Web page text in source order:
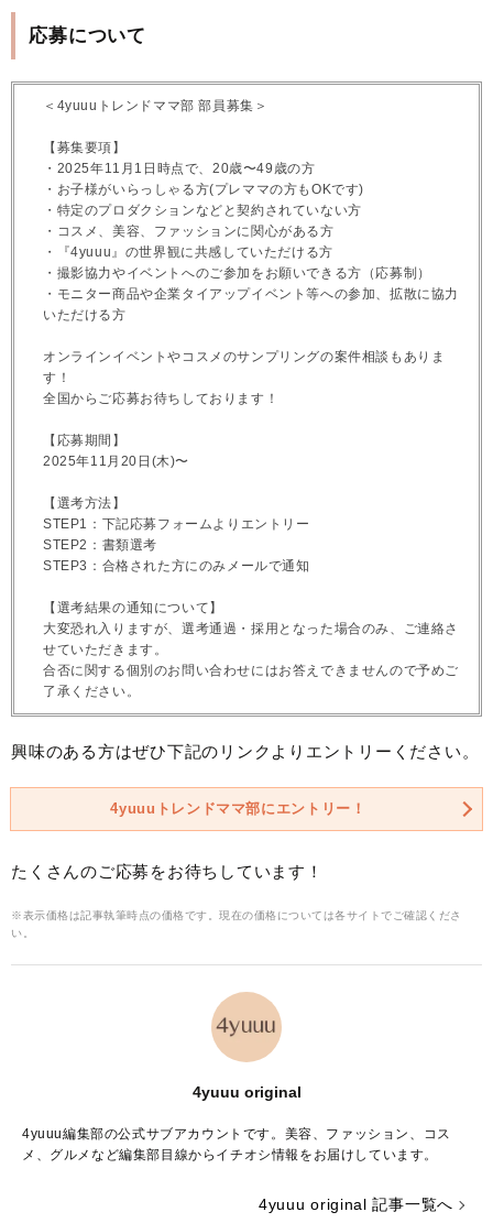
応募について
＜4yuuuトレンドママ部 部員募集＞
【募集要項】
・2025年11月1日時点で、20歳〜49歳の方
・お子様がいらっしゃる方(プレママの方もOKです)
・特定のプロダクションなどと契約されていない方
・コスメ、美容、ファッションに関心がある方
・『4yuuu』の世界観に共感していただける方
・撮影協力やイベントへのご参加をお願いできる方（応募制）
・モニター商品や企業タイアップイベント等への参加、拡散に協力
いただける方
オンラインイベントやコスメのサンプリングの案件相談もありま
す！
全国からご応募お待ちしております！
【応募期間】
2025年11月20日(木)〜
【選考方法】
STEP1：下記応募フォームよりエントリー
STEP2：書類選考
STEP3：合格された方にのみメールで通知
【選考結果の通知について】
大変恐れ入りますが、選考通過・採用となった場合のみ、ご連絡さ
せていただきます。
合否に関する個別のお問い合わせにはお答えできませんので予めご
了承ください。
興味のある方はぜひ下記のリンクよりエントリーください。
4yuuuトレンドママ部にエントリー！
たくさんのご応募をお待ちしています！
※表示価格は記事執筆時点の価格です。現在の価格については各サイトでご確認くださ
い。
4yuuu original
4yuuu編集部の公式サブアカウントです。美容、ファッション、コス
メ、グルメなど編集部目線からイチオシ情報をお届けしています。
4yuuu original 記事一覧へ